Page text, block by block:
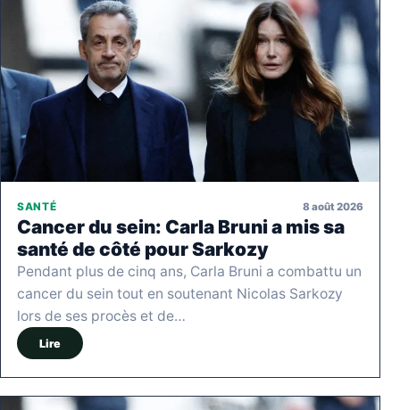
SANTÉ 8 août 2026
Cancer du sein: Carla Bruni a mis sa
santé de côté pour Sarkozy
Pendant plus de cinq ans, Carla Bruni a combattu un
cancer du sein tout en soutenant Nicolas Sarkozy
lors de ses procès et de…
Lire